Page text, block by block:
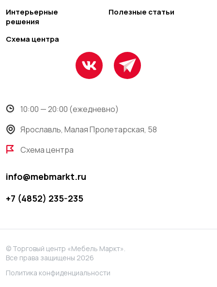
Интерьерные
решения
Схема центра
Полезные статьи
10:00 — 20:00 (ежедневно)
Ярославль, Малая Пролетарская, 58
Схема центра
info@mebmarkt.ru
+7 (4852) 235-235
© Торговый центр «Мебель Маркт».
Все права защищены 2026
Политика конфиденциальности